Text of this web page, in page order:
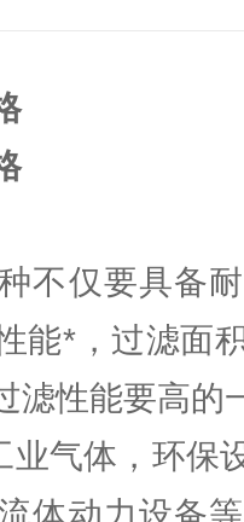
不仅要具备
能*，过滤面
滤性能要高的
气体，环保
体动力设备